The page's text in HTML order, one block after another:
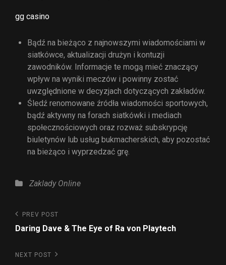
gg casino
Bądź na bieżąco z najnowszymi wiadomościami w
siatkówce, aktualizacji drużyn i kontuzji
zawodników. Informacje te mogą mieć znaczący
wpływ na wyniki meczów i powinny zostać
uwzględnione w decyzjach dotyczących zakładów.
Śledź renomowane źródła wiadomości sportowych,
bądź aktywny na forach siatkówki i mediach
społecznościowych oraz rozważ subskrypcję
biuletynów lub usług bukmacherskich, aby pozostać
na bieżąco i wyprzedzać grę.
Zaklady Online
PREV POST
Daring Dave & The Eye of Ra von Playtech
NEXT POST